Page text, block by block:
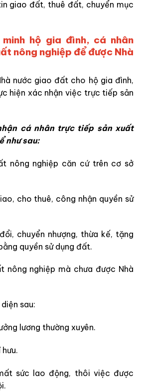
giao đất, thuê đất, chuyển mục
hộ gia đình, cá nhân
nông nghiệp để được Nhà
nước giao đất cho hộ gia đình,
hiện xác nhận việc trực tiếp sản
cá nhân trực tiếp sản xuất
như sau:
nông nghiệp căn cứ trên cơ sở
cho thuê, công nhận quyền sử
chuyển nhượng, thừa kế, tặng
quyền sử dụng đất.
nông nghiệp mà chưa được Nhà
sau:
lương thường xuyên.
sức lao động, thôi việc được